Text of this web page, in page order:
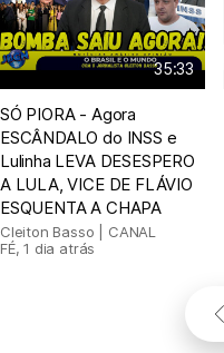
35:33
SÓ PIORA - Agora
ESCÂNDALO do INSS e
Lulinha LEVA DESESPERO
A LULA, VICE DE FLÁVIO
ESQUENTA A CHAPA
Cleiton Basso | CANAL
FÉ,1 dia atrás